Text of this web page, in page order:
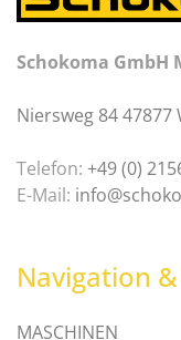
Schokoma GmbH
Niersweg 84
Telefon: +49 (0)
E-Mail:
Navigation
MASCHINEN